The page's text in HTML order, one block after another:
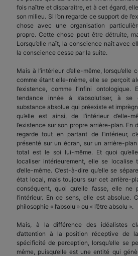
fois naître et disparaître, et à cet égard,
son milieu. Si l’on regarde ce support de
chose avec une organisation
propre. Cette chose peut être détruite,
Lorsqu’elle naît, la conscience naît avec
la conscience cesse par la suite.
Mais à l’intérieur d’elle-même,
comme étant elle-même, elle se perçoit
l’existence, comme l’infini
tendance innée à s’absolutiser, à se
substance absolue qui préexiste et
qu’elle est ainsi, de l’intérieur d’elle-
l’existence sur son propre arrière-plan. En
regarde tout en partant de l’intérieur,
présenté sur un écran, sur un arrière-
total est le soi lui-même. Et quoi
localiser intérieurement, elle se localise
d’elle-même. C’est-à-dire qu’elle se
état local, mais toujours sur cet arrière-
conséquent, quoi qu’elle fasse, elle
l’intérieur. En ce sens, elle est absolue.
philosophie « l’absolu » ou « l’être absolu ».
Mais, à la différence des idéalistes
d’attention à la position réceptive de
spécificité de perception, lorsqu’elle se
même, puisqu’elle est une entité qui